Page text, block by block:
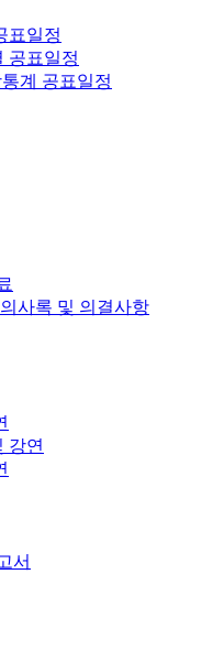
표일정
공표일정
계 공표일정
사록 및 의결사항
강연
서